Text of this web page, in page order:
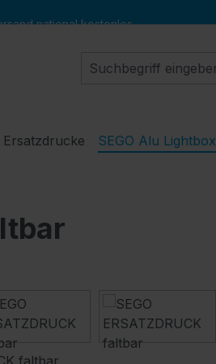
national kostenlos
Ersatzdrucke SEGO Alu Lightbox